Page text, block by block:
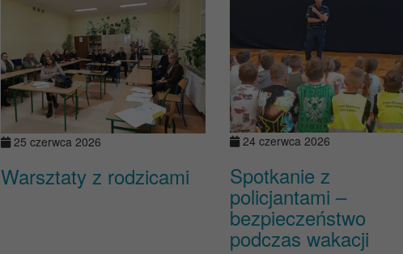
25 czerwca 2026
Warsztaty z rodzicami
24 czerwca 2026
Spotkanie z
policjantami –
bezpieczeństwo
podczas wakacji